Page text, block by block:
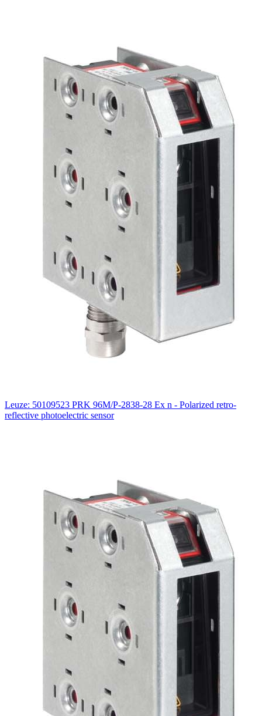
Leuze: 50109523 PRK 96M/P-2838-28 Ex n - Polarized retro-
reflective photoelectric sensor